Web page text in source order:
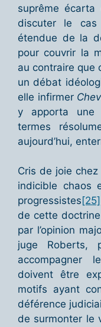
suprême
discuter le cas
étendue de la
pour couvrir la
au contraire que
un débat
elle infirmer
y apporta une
termes
aujourd’hui,
Cris de joie
indicible chaos
progressistes [25]
de cette
par l’opinion
juge Roberts,
accompagner
doivent être
motifs ayant
déférence
de surmonter le